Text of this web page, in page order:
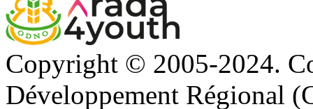
Copyright © 2005-2024.
Développement Régional